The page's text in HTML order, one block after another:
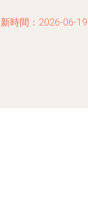
時間：2026-06-